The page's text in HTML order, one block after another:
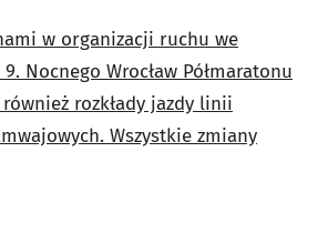
w organizacji ruchu we
Nocnego Wrocław Półmaratonu
rozkłady jazdy linii
Wszystkie zmiany